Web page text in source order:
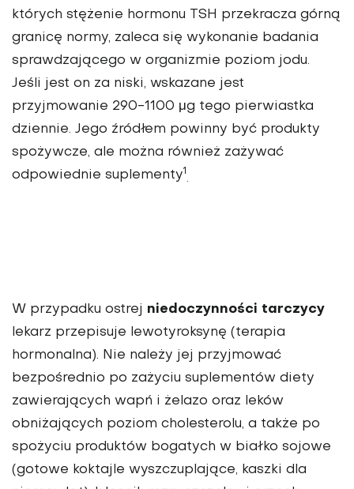
których stężenie hormonu TSH przekracza górną
granicę normy, zaleca się wykonanie badania
sprawdzającego w organizmie poziom jodu.
Jeśli jest on za niski, wskazane jest
przyjmowanie 290-1100 μg tego pierwiastka
dziennie. Jego źródłem powinny być produkty
spożywcze, ale można również zażywać
odpowiednie suplementy1
.
W przypadku ostrej niedoczynności tarczycy
lekarz przepisuje lewotyroksynę (terapia
hormonalna). Nie należy jej przyjmować
bezpośrednio po zażyciu suplementów diety
zawierających wapń i żelazo oraz leków
obniżających poziom cholesterolu, a także po
spożyciu produktów bogatych w białko sojowe
(gotowe koktajle wyszczuplające, kaszki dla